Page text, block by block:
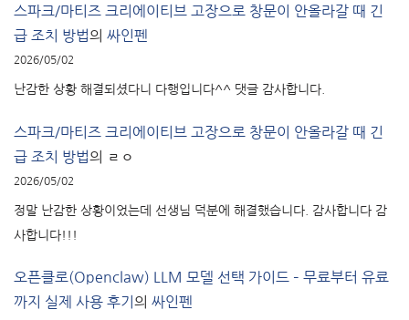
스파크/마티즈 크리에이티브 고장으로 창문이 안올라갈 때 긴
급 조치 방법의 싸인펜
2026/05/02
난감한 상황 해결되셨다니 다행입니다^^ 댓글 감사합니다.
스파크/마티즈 크리에이티브 고장으로 창문이 안올라갈 때 긴
급 조치 방법의 ㄹㅇ
2026/05/02
정말 난감한 상황이었는데 선생님 덕분에 해결했습니다. 감사합니다 감
사합니다!!!
오픈클로(Openclaw) LLM 모델 선택 가이드 – 무료부터 유료
까지 실제 사용 후기 의 싸인펜